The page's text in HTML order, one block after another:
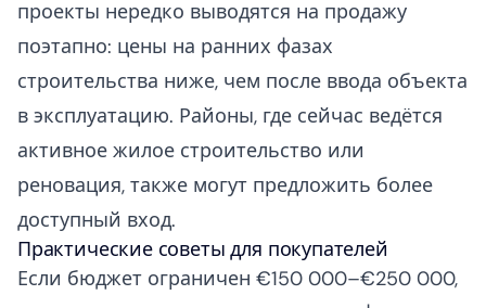
проекты нередко выводятся на продажу
поэтапно: цены на ранних фазах
строительства ниже, чем после ввода объекта
в эксплуатацию. Районы, где сейчас ведётся
активное жилое строительство или
реновация, также могут предложить более
доступный вход.
Практические советы для покупателей
Если бюджет ограничен €150 000–€250 000,